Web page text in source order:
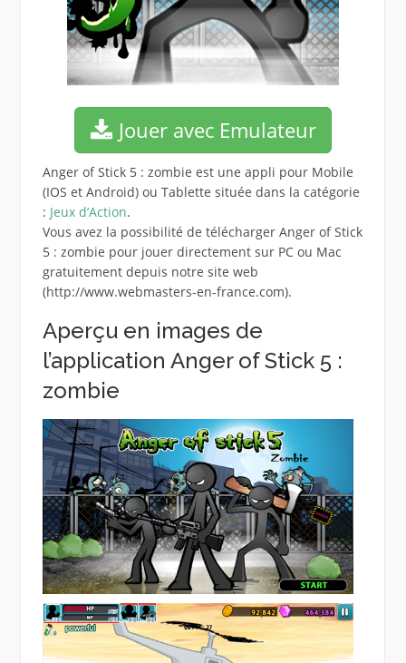
Jouer avec Emulateur
Anger of Stick 5 : zombie est une appli pour Mobile
(IOS et Android) ou Tablette située dans la catégorie
: Jeux d’Action.
Vous avez la possibilité de télécharger Anger of Stick
5 : zombie pour jouer directement sur PC ou Mac
gratuitement depuis notre site web
(http://www.webmasters-en-france.com).
Aperçu en images de
l’application Anger of Stick 5 :
zombie